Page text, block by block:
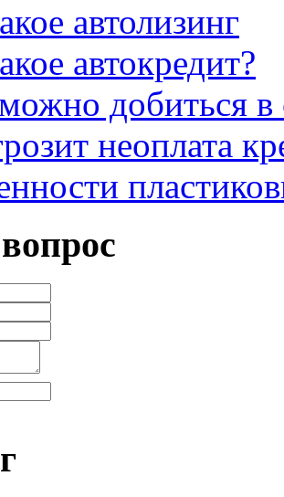
автолизинг
автокредит?
добиться в
неоплата